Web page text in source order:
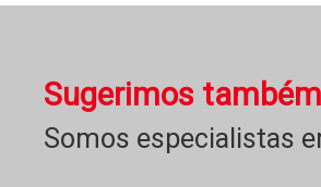
Sugerimos também
Somos especialistas